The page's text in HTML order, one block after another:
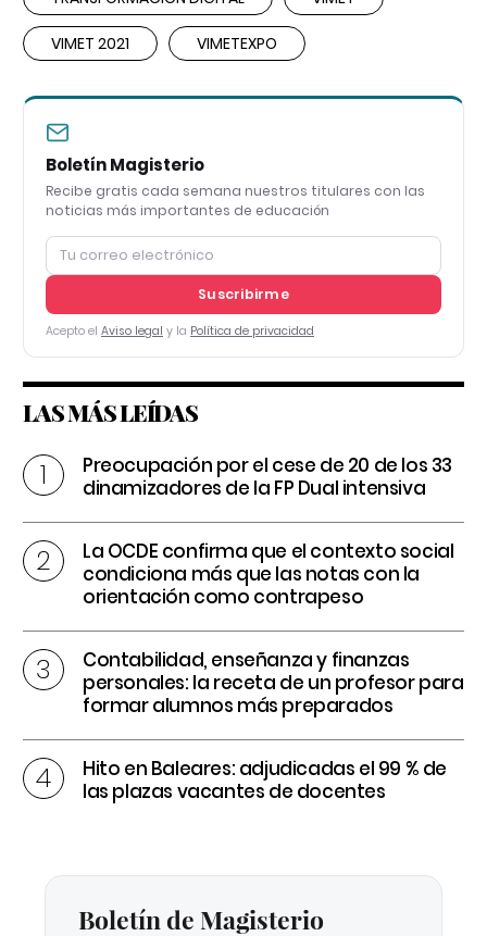
VIMET 2021 VIMETEXPO
Boletín Magisterio
Recibe gratis cada semana nuestros titulares con las
noticias más importantes de educación
Suscribirme
Acepto el Aviso legal y la Política de privacidad
LAS MÁS LEÍDAS
Preocupación por el cese de 20 de los 33
dinamizadores de la FP Dual intensiva
La OCDE confirma que el contexto social
condiciona más que las notas con la
orientación como contrapeso
Contabilidad, enseñanza y finanzas
personales: la receta de un profesor para
formar alumnos más preparados
Hito en Baleares: adjudicadas el 99 % de
las plazas vacantes de docentes
Boletín de Magisterio